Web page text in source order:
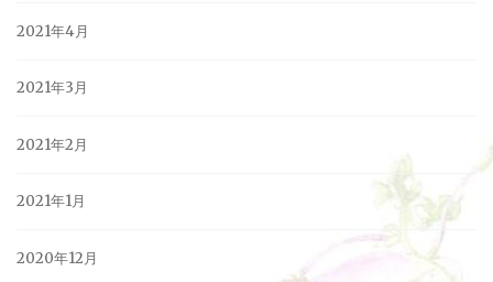
2021年4月
2021年3月
2021年2月
2021年1月
2020年12月